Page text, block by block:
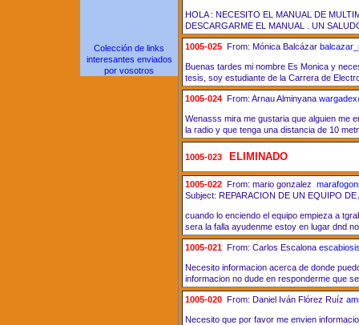
Colección de links
interesantes enviados
por vosotros
HOLA : NECESITO EL MANUAL DE
DESCARGARME EL MANUAL . UN
1005-025 From: Mónica Balcázar
Buenas tardes mi nombre Es Monica y
tesis, soy estudiante de la Carrera de
1005-024 From: Arnau Alminyana
Wenasss mira me gustaria que alguien me
la radio y que tenga una distancia de 10
1005-023 ELIMINADO
1005-022 From: mario gonzalez
Subject: REPARACION DE UN EQUIPO
cuando lo enciendo el equipo empieza a
sera la falla ayudenme estoy en lugar dnd
1005-021 From: Carlos Escalona
Necesito informacion acerca de donde
informacion no dude en responderme que
1005-020 From: Daniel Iván Flórez Ruíz
Necesito que por favor me envien